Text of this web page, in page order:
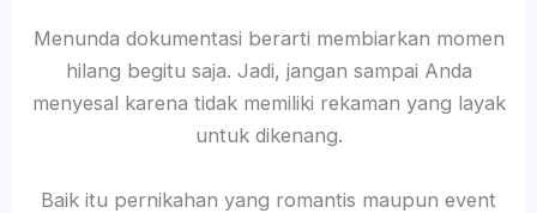
Menunda dokumentasi berarti membiarkan momen
hilang begitu saja. Jadi, jangan sampai Anda
menyesal karena tidak memiliki rekaman yang layak
untuk dikenang.
Baik itu pernikahan yang romantis maupun event